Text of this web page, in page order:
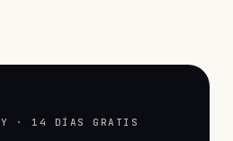
· 14 DÍAS GRATIS